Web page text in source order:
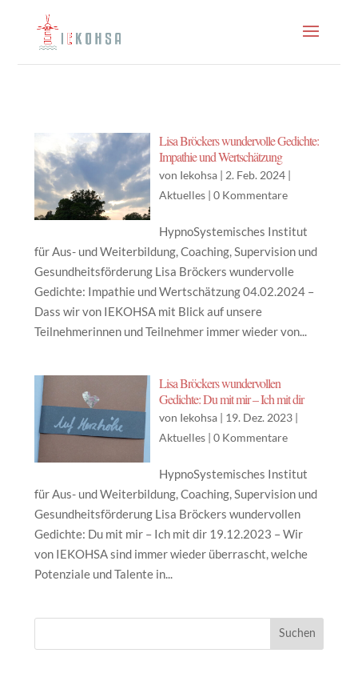
Lisa Bröckers wundervolle Gedichte:
Impathie und Wertschätzung
von Iekohsa| 2. Feb. 2024|
Aktuelles| 0 Kommentare
HypnoSystemisches Institut
für Aus- und Weiterbildung, Coaching, Supervision und
Gesundheitsförderung Lisa Bröckers wundervolle
Gedichte: Impathie und Wertschätzung 04.02.2024 –
Dass wir von IEKOHSA mit Blick auf unsere
Teilnehmerinnen und Teilnehmer immer wieder von...
Lisa Bröckers wundervollen
Gedichte: Du mit mir – Ich mit dir
von Iekohsa| 19. Dez. 2023|
Aktuelles| 0 Kommentare
HypnoSystemisches Institut
für Aus- und Weiterbildung, Coaching, Supervision und
Gesundheitsförderung Lisa Bröckers wundervollen
Gedichte: Du mit mir – Ich mit dir 19.12.2023 – Wir
von IEKOHSA sind immer wieder überrascht, welche
Potenziale und Talente in...